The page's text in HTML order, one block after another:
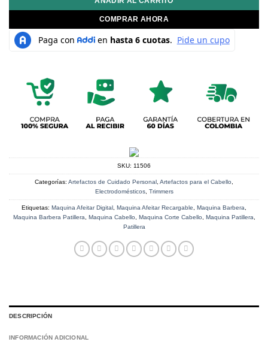
COMPRAR AHORA
SKU: 11506
Categorías: Artefactos de Cuidado Personal, Artefactos para el Cabello,
Electrodomésticos, Trimmers
Etiquetas: Maquina Afeitar Digital, Maquina Afeitar Recargable, Maquina Barbera,
Maquina Barbera Patillera, Maquina Cabello, Maquina Corte Cabello, Maquina Patillera,
Patillera
DESCRIPCIÓN
INFORMACIÓN ADICIONAL